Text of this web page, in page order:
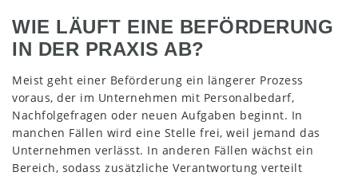
WIE LÄUFT EINE BEFÖRDERUNG
IN DER PRAXIS AB?
Meist geht einer Beförderung ein längerer Prozess
voraus, der im Unternehmen mit Personalbedarf,
Nachfolgefragen oder neuen Aufgaben beginnt. In
manchen Fällen wird eine Stelle frei, weil jemand das
Unternehmen verlässt. In anderen Fällen wächst ein
Bereich, sodass zusätzliche Verantwortung verteilt